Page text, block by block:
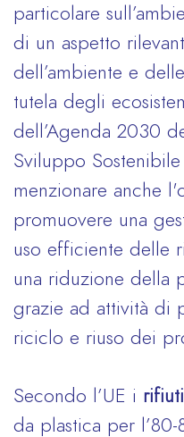
particolare
di un aspetto
dell’ambiente e
tutela degli
dell’Agenda 2030
Sviluppo
menzionare anche
promuovere una
uso efficiente delle
una riduzione della
grazie ad attività di
riciclo e riuso dei
Secondo l’UE i
da plastica per